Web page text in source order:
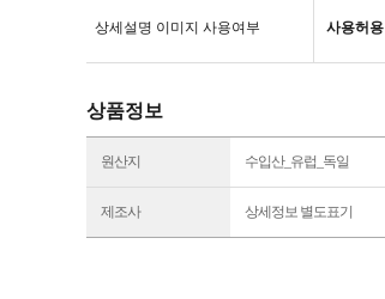
상세설명 이미지 사용여부 사용허용
상품정보
원산지 수입산_유럽_독일
제조사 상세정보 별도표기